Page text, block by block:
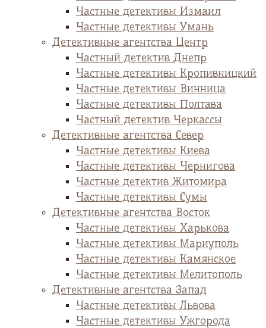
Частные детективы Измаил
Частные детективы Умань
Детективные агентства Центр
Частный детектив Днепр
Частные детективы Кропивницкий
Частные детективы Винница
Частные детективы Полтава
Частный детектив Черкассы
Детективные агентства Север
Частные детективы Киева
Частные детективы Чернигова
Частные детектив Житомира
Частные детективы Сумы
Детективные агентства Восток
Частные детективы Харькова
Частные детективы Мариуполь
Частные детективы Камянское
Частные детективы Мелитополь
Детективные агентства Запад
Частные детективы Львова
Частные детективы Ужгорода